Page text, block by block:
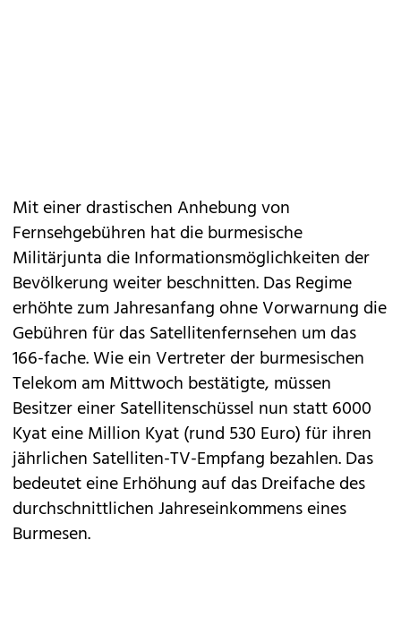
Mit einer drastischen Anhebung von
Fernsehgebühren hat die burmesische
Militärjunta die Informationsmöglichkeiten der
Bevölkerung weiter beschnitten. Das Regime
erhöhte zum Jahresanfang ohne Vorwarnung die
Gebühren für das Satellitenfernsehen um das
166-fache. Wie ein Vertreter der burmesischen
Telekom am Mittwoch bestätigte, müssen
Besitzer einer Satellitenschüssel nun statt 6000
Kyat eine Million Kyat (rund 530 Euro) für ihren
jährlichen Satelliten-TV-Empfang bezahlen. Das
bedeutet eine Erhöhung auf das Dreifache des
durchschnittlichen Jahreseinkommens eines
Burmesen.